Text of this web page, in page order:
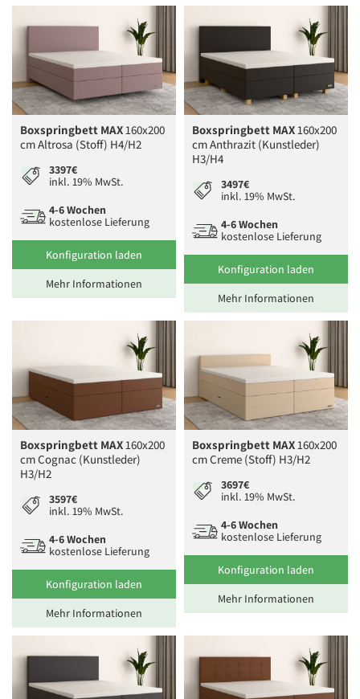
Boxspringbett MAX160x200
cm Altrosa (Stoff) H4/H2
3397€
inkl. 19% MwSt.
4-6 Wochen
kostenlose Lieferung
Konfiguration laden
Mehr Informationen
Boxspringbett MAX160x200
cm Anthrazit (Kunstleder)
H3/H4
3497€
inkl. 19% MwSt.
4-6 Wochen
kostenlose Lieferung
Konfiguration laden
Mehr Informationen
Boxspringbett MAX160x200
cm Cognac (Kunstleder)
H3/H2
3597€
inkl. 19% MwSt.
4-6 Wochen
kostenlose Lieferung
Konfiguration laden
Mehr Informationen
Boxspringbett MAX160x200
cm Creme (Stoff) H3/H2
3697€
inkl. 19% MwSt.
4-6 Wochen
kostenlose Lieferung
Konfiguration laden
Mehr Informationen